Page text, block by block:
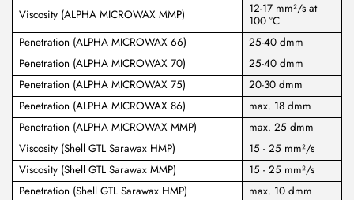
Viscosity (ALPHA MICROWAX MMP)
12-17 mm²/s at
100 °C
Penetration (ALPHA MICROWAX 66)
25-40 dmm
Penetration (ALPHA MICROWAX 70)
25-40 dmm
Penetration (ALPHA MICROWAX 75)
20-30 dmm
Penetration (ALPHA MICROWAX 86)
max. 18 dmm
Penetration (ALPHA MICROWAX MMP)
max. 25 dmm
Viscosity (Shell GTL Sarawax HMP)
15 - 25 mm²/s
Viscosity (Shell GTL Sarawax MMP)
15 - 25 mm²/s
Penetration (Shell GTL Sarawax HMP)
max. 10 dmm